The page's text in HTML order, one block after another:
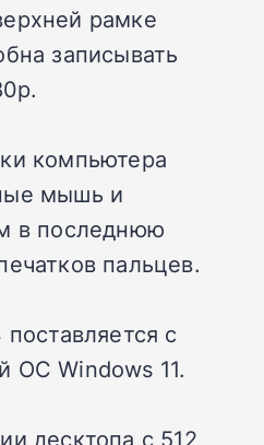
рамке
записывать
компьютера
мышь и
в последнюю
пальцев.
с
ОС Windows 11.
десктопа с 512